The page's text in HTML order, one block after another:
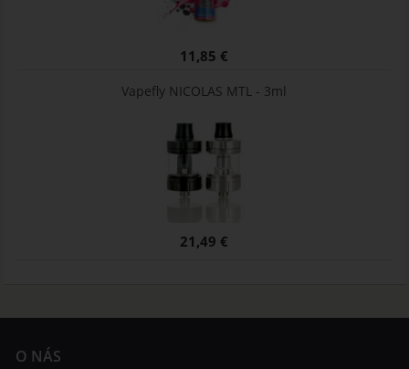
11,85 €
Vapefly NICOLAS MTL - 3ml
21,49 €
O NÁS